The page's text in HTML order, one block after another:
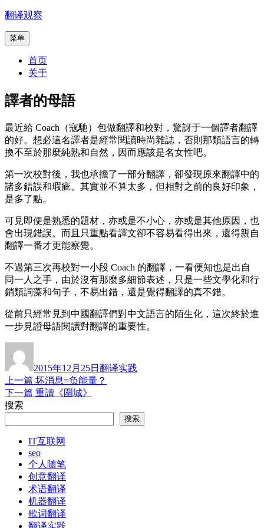
跳
内
翻译观察
菜单
首页
关于
譯者的母語
最近給 Coach（寇馳）包做翻譯和校對，驚訝于一個譯者翻譯
的好。想必這名譯者是經常閱讀時尚雜誌，否則那類語言的轉
換不至於那麼純熟和自然，因而應該是名女性吧。
第一次校對後，我也承擔了一部分翻譯，卻發現原來翻譯中的
諸多錯誤和瑕疵。其實並不算太多，但相對之前的良好印象，
是多了點。
可見即便是熟悉的題材，亦或是不小心，亦或是其他原因，也
會出現錯誤。而且只重點看譯文卻不容易看得出來，還得親自
翻譯一番才更能察覺。
不過第三次再校對一小段 Coach 的翻譯，一看便知也是出自
同一人之手，由於沒有那麼多細節表述，只是一些文學化和行
銷類詞藻和句子，不易出錯，還是覺得翻譯的真不錯。
從前只經常見到中國翻譯們對中文語言的陌生化，這次終於進
一步見證母語閱讀對翻譯的重要性。
于
2015年12月25日 翻译实践
文
章
上一篇 上
篇
坏消息=负能量？
下一篇 下
章：
重讀《圍城》
搜索
搜索
IT互联网
seo
个人随笔
创意翻译
术语翻译
机器翻译
歌词翻译
翻译实践